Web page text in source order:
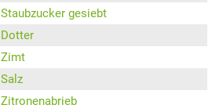
Staubzucker gesiebt
Dotter
Zimt
Salz
Zitronenabrieb